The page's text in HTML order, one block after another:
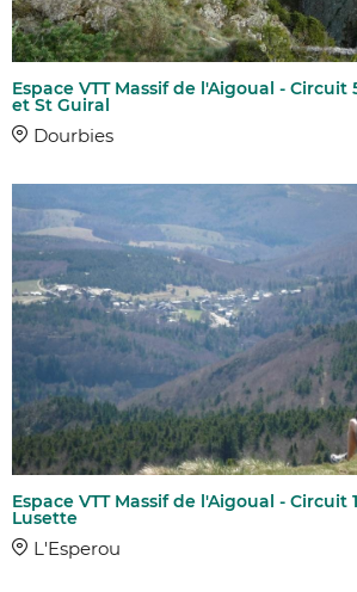
Espace VTT Massif de l'Aigoual -
et St Guiral
Dourbies
Espace VTT Massif de l'Aigoual - Circuit
Lusette
L'Esperou